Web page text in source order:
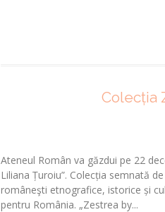
Colecția
Ateneul Român va găzdui pe 22
Liliana Țuroiu”. Colecția semnată
româneşti etnografice, istorice și
pentru România. „Zestrea by...